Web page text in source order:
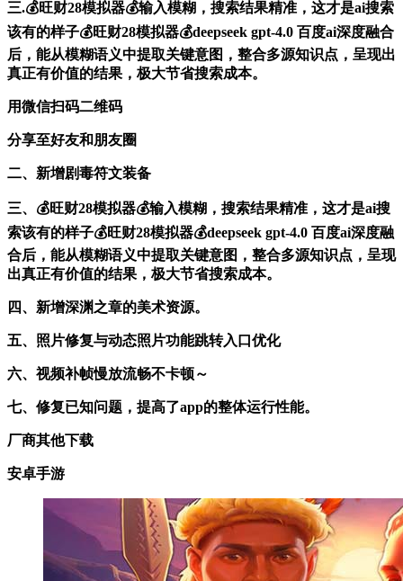
三.💰旺财28模拟器💰输入模糊，搜索结果精准，这才是ai搜索
该有的样子💰旺财28模拟器💰deepseek gpt-4.0 百度ai深度融合
后，能从模糊语义中提取关键意图，整合多源知识点，呈现出
真正有价值的结果，极大节省搜索成本。
用微信扫码二维码
分享至好友和朋友圈
二、新增剧毒符文装备
三、💰旺财28模拟器💰输入模糊，搜索结果精准，这才是ai搜
索该有的样子💰旺财28模拟器💰deepseek gpt-4.0 百度ai深度融
合后，能从模糊语义中提取关键意图，整合多源知识点，呈现
出真正有价值的结果，极大节省搜索成本。
四、新增深渊之章的美术资源。
五、照片修复与动态照片功能跳转入口优化
六、视频补帧慢放流畅不卡顿～
七、修复已知问题，提高了app的整体运行性能。
厂商其他下载
安卓手游